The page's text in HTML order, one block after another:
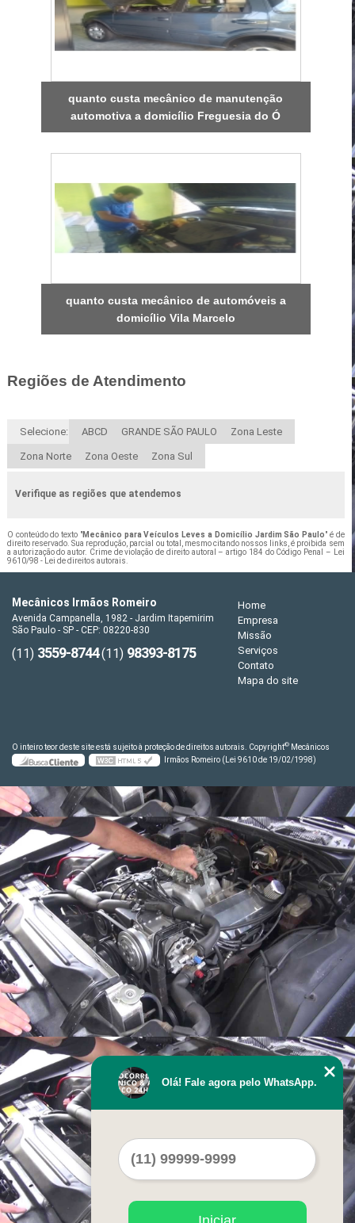
quanto custa mecânico de manutenção
automotiva a domicílio Freguesia do Ó
quanto custa mecânico de automóveis a
domicílio Vila Marcelo
Regiões de Atendimento
Selecione: ABCD GRANDE SÃO PAULO Zona Leste
Zona Norte Zona Oeste Zona Sul
Verifique as regiões que atendemos
O conteúdo do texto "Mecânico para Veículos Leves a Domicílio Jardim São Paulo" é de
direito reservado. Sua reprodução, parcial ou total, mesmo citando nossos links, é proibida sem
a autorização do autor. Crime de violação de direito autoral – artigo 184 do Código Penal – Lei
9610/98 - Lei de direitos autorais.
Mecânicos Irmãos Romeiro
Avenida Campanella, 1982 - Jardim Itapemirim
São Paulo - SP - CEP: 08220-830
(11) 3559-8744(11) 98393-8175
Home
Empresa
Missão
Serviços
Contato
Mapa do site
O inteiro teor deste site está sujeito à proteção de direitos autorais. Copyright© Mecânicos
Irmãos Romeiro (Lei 9610 de 19/02/1998)
Olá! Fale agora pelo WhatsApp.